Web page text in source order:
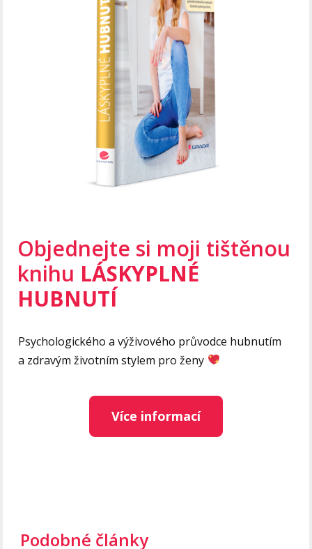
Objednejte si moji tištěnou
knihu LÁSKYPLNÉ
HUBNUTÍ
Psychologického a výživového průvodce hubnutím
a zdravým životním stylem pro ženy
Více informací
Podobné články